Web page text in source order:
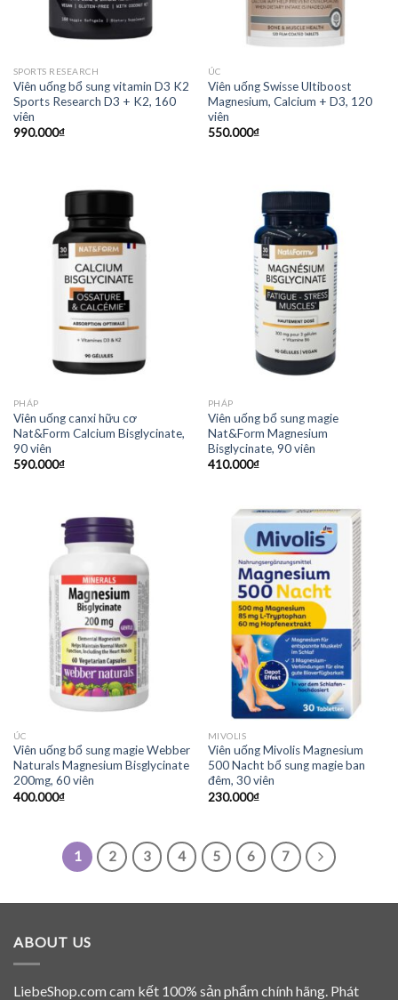
SPORTS RESEARCH
Viên uống bổ sung vitamin D3 K2
Sports Research D3 + K2, 160
viên
990.000₫
ÚC
Viên uống Swisse Ultiboost
Magnesium, Calcium + D3, 120
viên
550.000₫
PHÁP
Viên uống canxi hữu cơ
Nat&Form Calcium Bisglycinate,
90 viên
590.000₫
PHÁP
Viên uống bổ sung magie
Nat&Form Magnesium
Bisglycinate, 90 viên
410.000₫
ÚC
Viên uống bổ sung magie Webber
Naturals Magnesium Bisglycinate
200mg, 60 viên
400.000₫
MIVOLIS
Viên uống Mivolis Magnesium
500 Nacht bổ sung magie ban
đêm, 30 viên
230.000₫
1 2 3 4 5 6 7
ABOUT US
LiebeShop.com cam kết 100% sản phẩm chính hãng. Phát